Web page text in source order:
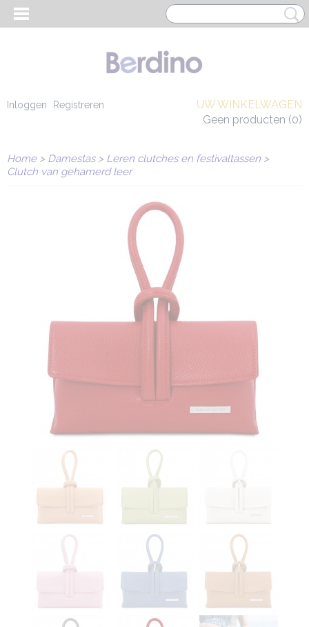
Inloggen Registreren
UW WINKELWAGEN
Geen producten (0)
Home> Damestas> Leren clutches en festivaltassen >
Clutch van gehamerd leer